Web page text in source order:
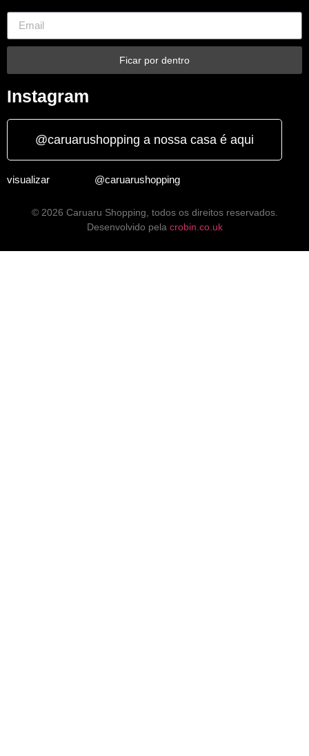
Ficar por dentro
Instagram
@caruarushopping a nossa casa é aqui
visualizar @caruarushopping
© 2026 Caruaru Shopping, todos os direitos reservados.
Desenvolvido pela crobin.co.uk